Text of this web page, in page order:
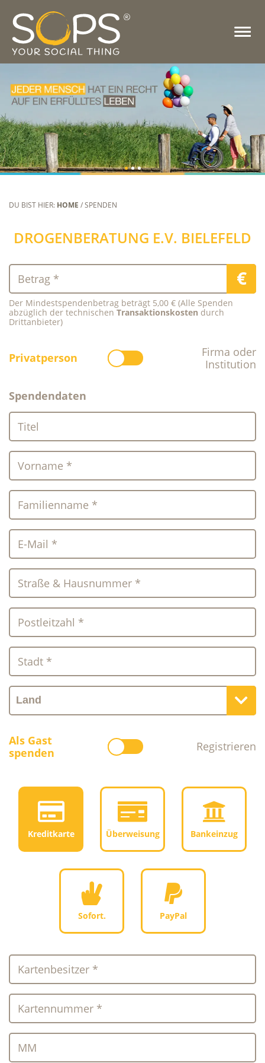
DU BIST HIER: HOME / SPENDEN
DROGENBERATUNG E.V. BIELEFELD
€
Betrag *
Der Mindestspendenbetrag beträgt 5,00 € (Alle Spenden
abzüglich der technischen Transaktionskosten durch
Drittanbieter)
Privatperson
Firma oder
Institution
Spendendaten
Titel
Vorname *
Familienname *
E-Mail *
Straße & Hausnummer *
Postleitzahl *
Stadt *
Als Gast
spenden
Registrieren
Kreditkarte Überweisung Bankeinzug
Sofort. PayPal
Kartenbesitzer *
Kartennummer *
MM